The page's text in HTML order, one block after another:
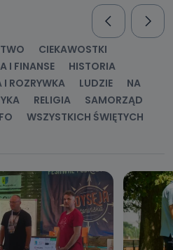
CIEKAWOSTKI
I FINANSE
HISTORIA
I ROZRYWKA LUDZIE
NA
RELIGIA
SAMORZĄD
WSZYSTKICH ŚWIĘTYCH